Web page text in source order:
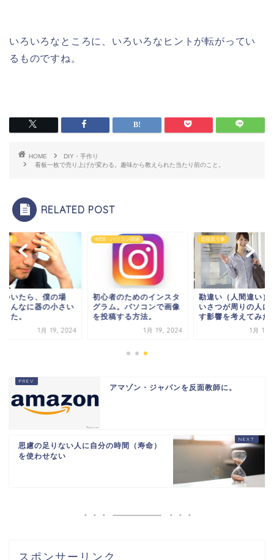
いろいろなところに、いろいろなヒントが転がってい
るものですね。
HOME
DIY・手作り
看板一枚で売り上げが変わる。趣味から教えられた当たり前のこと。
RELATED POST
う事
ついたら、僕の場
こんなに器の小さい
た。
1月 19, 2024
WEB・パソコン関連
初心者のためのインスタ
グラム。パソコンで画像
を投稿する方法。
1月 19, 2024
普段思う事
勘違い（人間違い）
いさつが周りの人に
す影響を考えてみた
1月 19,
アマゾン・ジャパンを反面教師に。
思慮の足りない人に自分の時間（寿命）
を使わせない
スポンサーリンク